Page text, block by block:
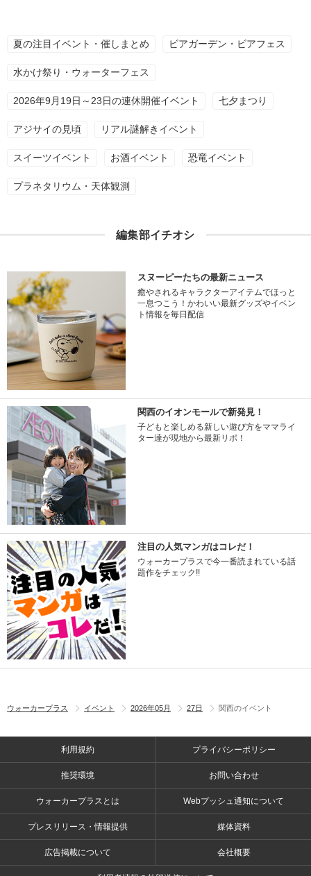
夏の注目イベント・催しまとめ ビアガーデン・ビアフェス
水かけ祭り・ウォーターフェス
2026年9月19日～23日の連休開催イベント 七夕まつり
アジサイの見頃 リアル謎解きイベント
スイーツイベント お酒イベント 恐竜イベント
プラネタリウム・天体観測
編集部イチオシ
スヌーピーたちの最新ニュース
癒やされるキャラクターアイテムでほっと
一息つこう！かわいい最新グッズやイベン
ト情報を毎日配信
関西のイオンモールで新発見！
子どもと楽しめる新しい遊び方をママライ
ター達が現地から最新リポ！
注目の人気マンガはコレだ！
ウォーカープラスで今一番読まれている話
題作をチェック!!
ウォーカープラス イベント 2026年05月 27日 関西のイベント
利用規約 プライバシーポリシー
推奨環境 お問い合わせ
ウォーカープラスとは Webプッシュ通知について
プレスリリース・情報提供 媒体資料
広告掲載について 会社概要